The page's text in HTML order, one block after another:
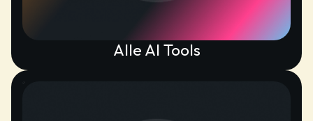
Alle AI Tools